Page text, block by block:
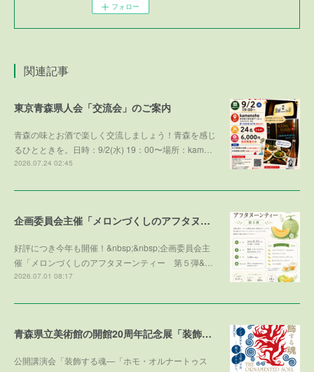
フォロー
関連記事
東京青森県人会「交流会」のご案内
青森の味とお酒で楽しく交流しましょう！青森を感じ
るひとときを。日時：9/2(水) 19：00〜場所：kam…
2026.07.24 02:45
企画委員会主催「メロンづくしのアフタヌーンティー 第５弾 ～メロンで残暑を乗り切ろう～」参加者募集！
好評につき今年も開催！&nbsp;&nbsp;企画委員会主
催「メロンづくしのアフタヌーンティー 第５弾&…
2026.07.01 08:17
青森県立美術館の開館20周年記念展「装飾する魂」との学術協力プログラム
公開講演会「装飾する魂—「ホモ・オルナートゥス